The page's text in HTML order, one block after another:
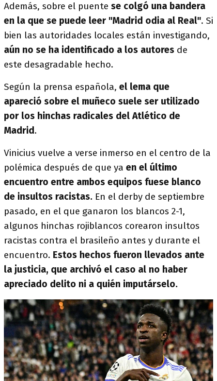
Además, sobre el puente se colgó una bandera
en la que se puede leer "Madrid odia al Real". Si
bien las autoridades locales están investigando,
aún no se ha identificado a los autores de
este desagradable hecho.
Según la prensa española, el lema que
apareció sobre el muñeco suele ser utilizado
por los hinchas radicales del Atlético de
Madrid.
Vinicius vuelve a verse inmerso en el centro de la
polémica después de que ya en el último
encuentro entre ambos equipos fuese blanco
de insultos racistas. En el derby de septiembre
pasado, en el que ganaron los blancos 2-1,
algunos hinchas rojiblancos corearon insultos
racistas contra el brasileño antes y durante el
encuentro. Estos hechos fueron llevados ante
la justicia, que archivó el caso al no haber
apreciado delito ni a quién imputárselo.